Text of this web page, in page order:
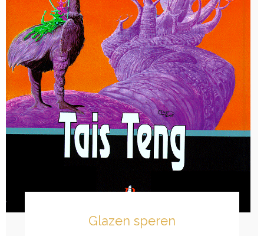
Glazen speren